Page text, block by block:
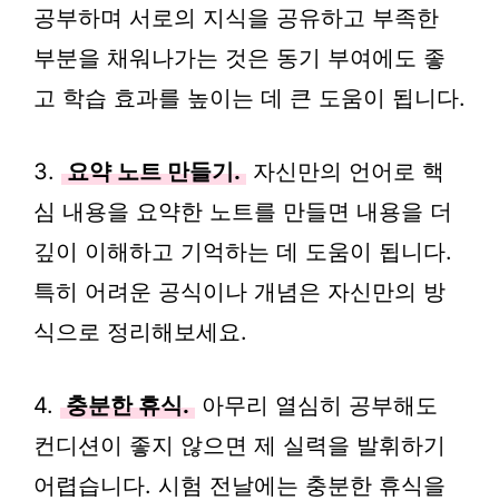
공부하며 서로의 지식을 공유하고 부족한
부분을 채워나가는 것은 동기 부여에도 좋
고 학습 효과를 높이는 데 큰 도움이 됩니다.
3. 요약 노트 만들기. 자신만의 언어로 핵
심 내용을 요약한 노트를 만들면 내용을 더
깊이 이해하고 기억하는 데 도움이 됩니다.
특히 어려운 공식이나 개념은 자신만의 방
식으로 정리해보세요.
4. 충분한 휴식. 아무리 열심히 공부해도
컨디션이 좋지 않으면 제 실력을 발휘하기
어렵습니다. 시험 전날에는 충분한 휴식을